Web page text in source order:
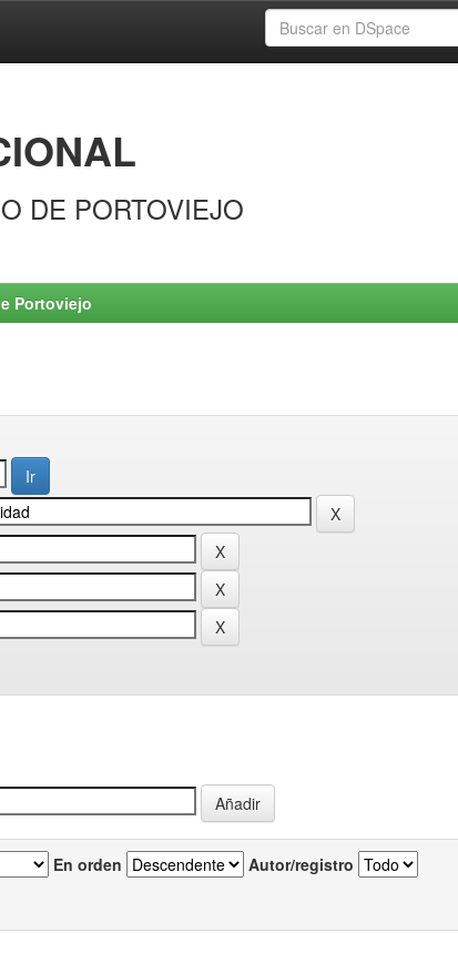
DE PORTOVIEJO
Portoviejo
En orden Autor/registro